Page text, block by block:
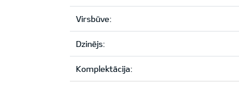
Virsbūve:
Dzinējs:
Komplektācija: